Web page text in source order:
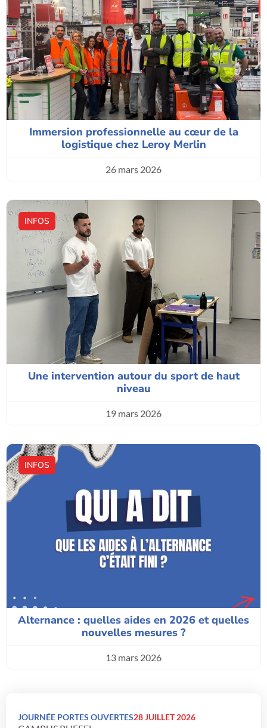
Immersion professionnelle au cœur de la
logistique chez Leroy Merlin
26 mars 2026
INFOS
Une intervention autour du sport de haut
niveau
19 mars 2026
INFOS
Alternance : quelles aides en 2026 et quelles
nouvelles mesures ?
13 mars 2026
JOURNÉE PORTES OUVERTES28 JUILLET 2026